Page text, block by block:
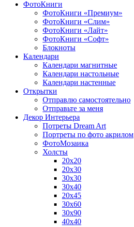
ФотоКниги
ФотоКниги «Премиум»
ФотоКниги «Слим»
ФотоКниги «Лайт»
ФотоКниги «Софт»
Блокноты
Календари
Календари магнитные
Календари настольные
Календари настенные
Открытки
Отправлю самостоятельно
Отправьте за меня
Декор Интерьера
Потреты Dream Art
Портреты по фото акрилом
ФотоМозаика
Холсты
20х20
20х30
30х30
30х40
20х45
30х60
30х90
40х40